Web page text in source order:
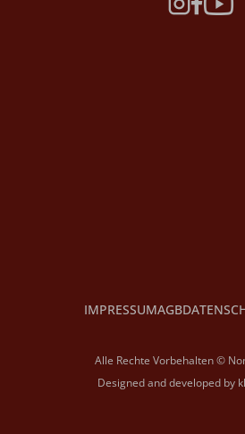
Alle Rechte Vorbehalten ©
IMPRESSUMAGB
Designed and developed by